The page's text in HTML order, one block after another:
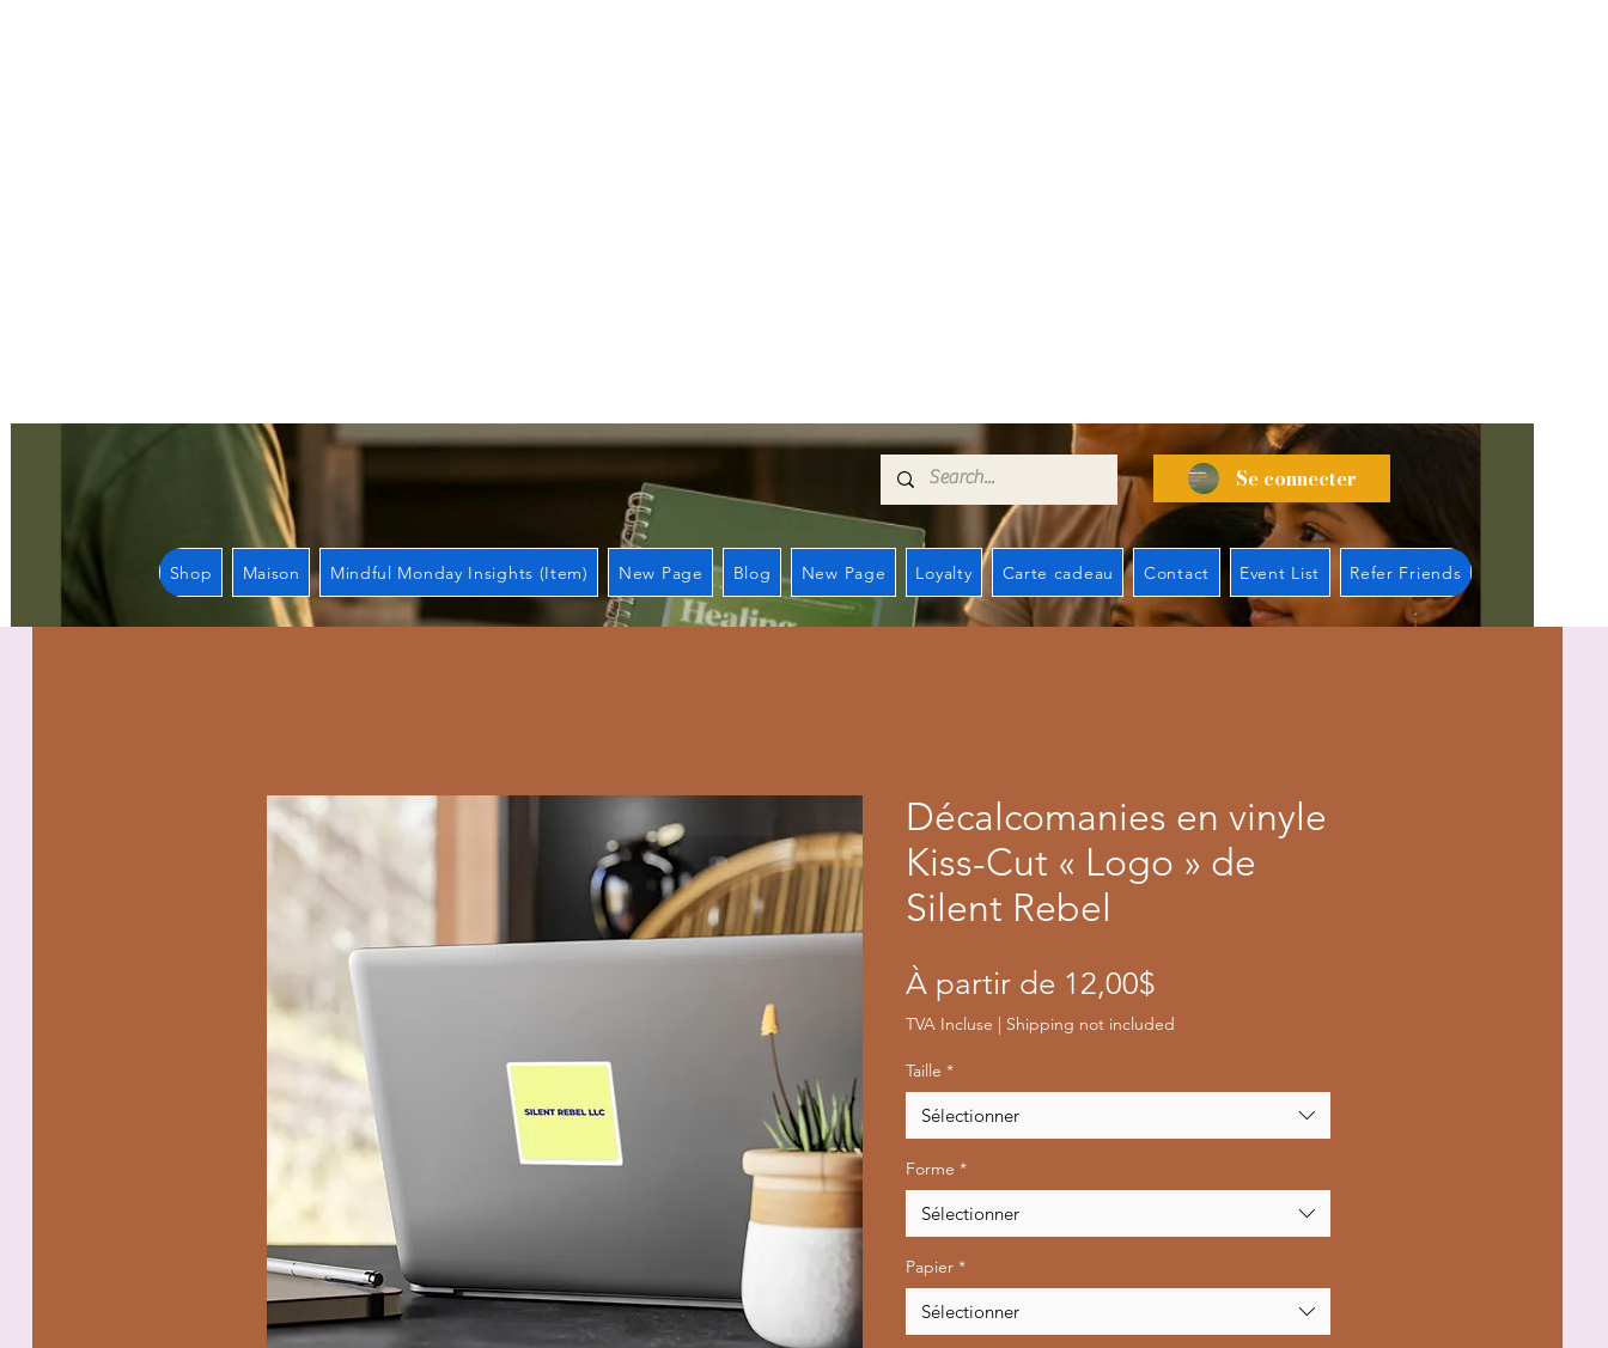
Shop Maison Mindful Monday Insights (Item) New Page Blog New Page Loyalty Carte cadeau Contact Event List Refer Friends
Se connecter
Décalcomanies en vinyle
Kiss-Cut « Logo » de
Silent Rebel
À partir de 12,00$Prix
promotionnel
TVA Incluse | Shipping not included
Taille *
Sélectionner
Forme *
Sélectionner
Papier *
Sélectionner